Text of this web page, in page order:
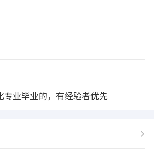
专业毕业的，有经验者优先